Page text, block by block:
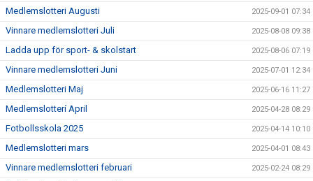
Medlemslotteri Augusti 2025-09-01 07:34
Vinnare medlemslotteri Juli 2025-08-08 09:38
Ladda upp för sport- & skolstart 2025-08-06 07:19
Vinnare medlemslotteri Juni 2025-07-01 12:34
Medlemslotteri Maj 2025-06-16 11:27
Medlemslotterí April 2025-04-28 08:29
Fotbollsskola 2025 2025-04-14 10:10
Medlemslotteri mars 2025-04-01 08:43
Vinnare medlemslotteri februari 2025-02-24 08:29